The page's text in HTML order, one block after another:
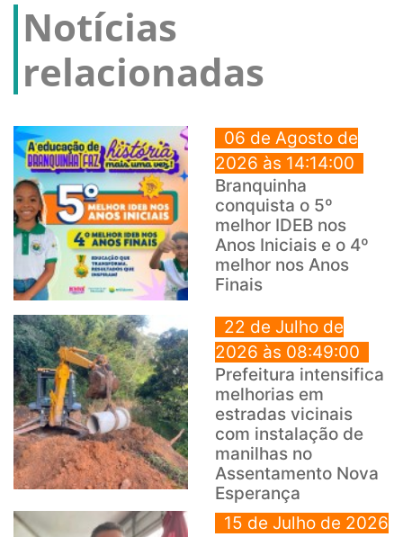
Notícias
relacionadas
06 de Agosto de
2026 às 14:14:00
Branquinha
conquista o 5º
melhor IDEB nos
Anos Iniciais e o 4º
melhor nos Anos
Finais
22 de Julho de
2026 às 08:49:00
Prefeitura intensifica
melhorias em
estradas vicinais
com instalação de
manilhas no
Assentamento Nova
Esperança
15 de Julho de 2026